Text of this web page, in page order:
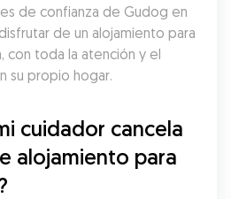
de confianza de Gudog en
de un alojamiento para
con toda la atención y el
su propio hogar.
cuidador cancela
alojamiento para